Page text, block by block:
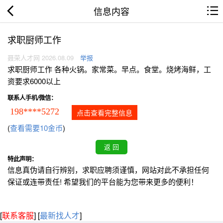
信息内容
求职厨师工作
聂荣人才网 2026.08.09 举报
求职厨师工作 各种火锅。家常菜。早点。食堂。烧烤海鲜，工
资要求6000以上
联系人手机/微信：
198****5272 点击查看完整信息
(查看需要10金币)
特此声明：
信息真伪请自行辨别，求职应聘须谨慎，网站对此不承担任何
保证或连带责任! 希望我们的平台能为您带来更多的便利！
[联系客服] [最新找人才]